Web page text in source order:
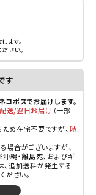
ます。
ださい。
す
ポスでお届けします。
送/翌日お届け （一部
め在宅不要ですが、時
場合がございますが、
縄・離島宛、およびギ
、追加送料が発生する
ださい。